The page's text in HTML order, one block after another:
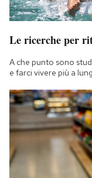
Le ricerche per
A che punto sono
e farci vivere più a